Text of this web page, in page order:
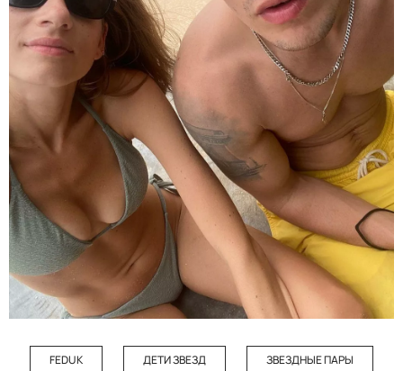
FEDUK ДЕТИ ЗВЕЗД ЗВЕЗДНЫЕ ПАРЫ